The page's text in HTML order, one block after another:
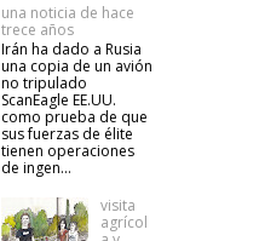
una noticia de hace
trece años
Irán ha dado a Rusia
una copia de un avión
no tripulado
ScanEagle EE.UU.
como prueba de que
sus fuerzas de élite
tienen operaciones
de ingen...
visita
agrícol